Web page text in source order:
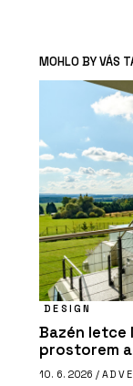
MOHLO BY VÁS
DESIGN
Bazén letce
prostorem
10. 6. 2026 /